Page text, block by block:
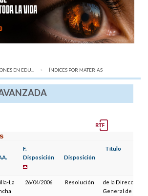
EN EDU... AQUÍ:
ÍNDICES POR MATERIAS
F.
Disposición
Disposición
Título
La
26/04/2006 Resolución
de la Dirección
General de